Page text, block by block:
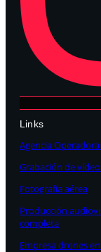
Links
Agencia
Grabación de
Fotografía aérea
Producción
completa
Empresa drones